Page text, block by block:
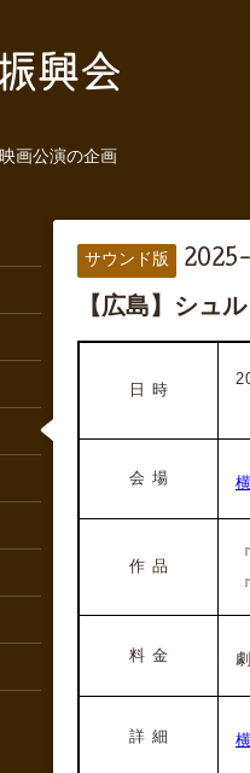
画公演の企画
サウンド版
【広島】シュ
日 時
会 場
作 品
『
料 金 劇
詳 細